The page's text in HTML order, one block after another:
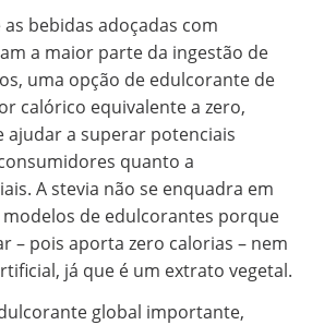
bebidas adoçadas com
a maior parte da ingestão de
uma opção de edulcorante de
calórico equivalente a zero,
ajudar a superar potenciais
quanto a
A stevia não se enquadra em
de edulcorantes porque
– pois aporta zero calorias – nem
já que é um extrato vegetal.
global importante,